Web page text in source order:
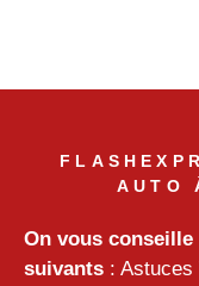
AUTO
On vous
suivants : Astuces